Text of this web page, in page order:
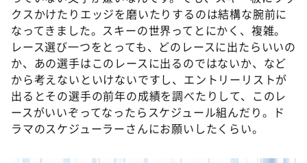
クスかけたりエッジを磨いたりするのは結構な腕前に
なってきました。スキーの世界ってとにかく、複雑。
レース選び一つをとっても、どのレースに出たらいいの
か、あの選手はこのレースに出るのではないか、など
から考えないといけないですし、エントリーリストが
出るとその選手の前年の成績を調べたりして、このレ
ースがいいぞってなったらスケジュール組んだり。ド
ラマのスケジューラーさんにお願いしたくらい。